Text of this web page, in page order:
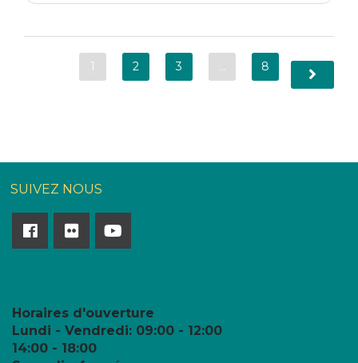
1 2 3 … 8
SUIVEZ NOUS
Horaires d'ouverture
Lundi - Vendredi: 09:00 - 12:00
14:00 - 18:00